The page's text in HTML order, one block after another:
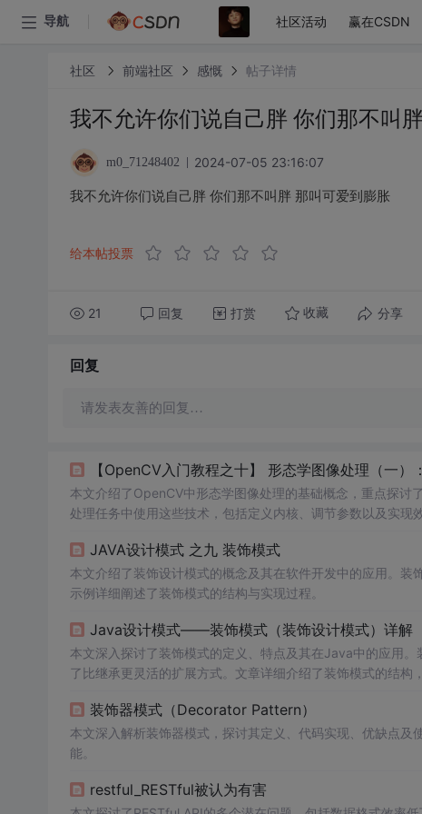
导航 社区活动 赢在CSDN
社区 前端社区 感慨 帖子详情
我不允许你们说自己胖 你们那不叫
m0_71248402 2024-07-05 23:16:07
我不允许你们说自己胖 你们那不叫胖 那叫可爱到膨胀
给本帖投票
21 回复 打赏 收藏 分享
回复
请发表友善的回复…
【OpenCV入门教程之十】 形态学图像处理（一）：
本文介绍了OpenCV中形态学图像处理的基础概念，重点探讨了
处理任务中使用这些技术，包括定义内核、调节参数以及实现
JAVA设计模式 之九 装饰模式
本文介绍了装饰设计模式的概念及其在软件开发中的应用。装
示例详细阐述了装饰模式的结构与实现过程。
Java设计模式——装饰模式（装饰设计模式）详解
本文深入探讨了装饰模式的定义、特点及其在Java中的应用。
了比继承更灵活的扩展方式。文章详细介绍了装饰模式的结
装饰器模式（Decorator Pattern）
本文深入解析装饰器模式，探讨其定义、代码实现、优缺点
能。
restful_RESTful被认为有害